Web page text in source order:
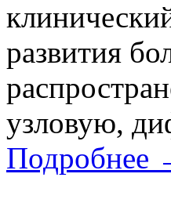
развития
узловую,
Подробнее